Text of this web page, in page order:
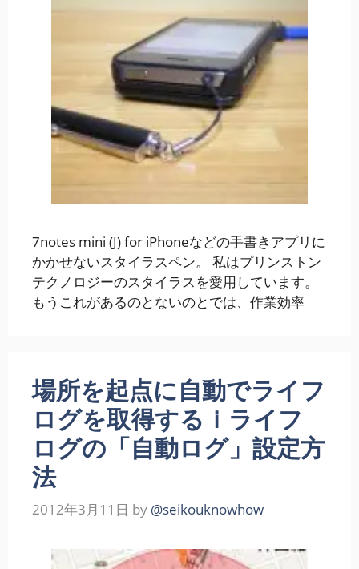
7notes mini (J) for iPhoneなどの手書きアプリに
かかせないスタイラスペン。 私はプリンストン
テクノロジーのスタイラスを愛用しています。
もうこれがあるのとないのとでは、作業効率
場所を起点に自動でライフ
ログを取得するｉライフ
ログの「自動ログ」設定方
法
2012年3月11日 by @seikouknowhow